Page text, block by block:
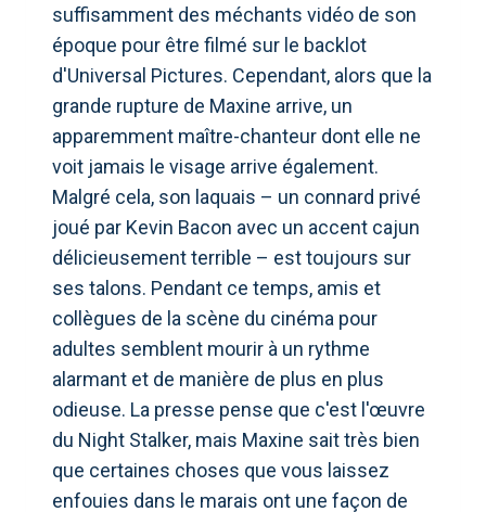
suffisamment des méchants vidéo de son
époque pour être filmé sur le backlot
d'Universal Pictures. Cependant, alors que la
grande rupture de Maxine arrive, un
apparemment maître-chanteur dont elle ne
voit jamais le visage arrive également.
Malgré cela, son laquais – un connard privé
joué par Kevin Bacon avec un accent cajun
délicieusement terrible – est toujours sur
ses talons. Pendant ce temps, amis et
collègues de la scène du cinéma pour
adultes semblent mourir à un rythme
alarmant et de manière de plus en plus
odieuse. La presse pense que c'est l'œuvre
du Night Stalker, mais Maxine sait très bien
que certaines choses que vous laissez
enfouies dans le marais ont une façon de